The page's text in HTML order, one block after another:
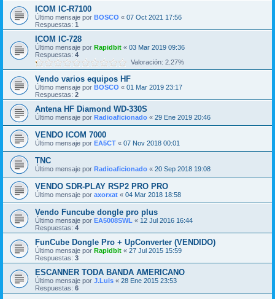
ICOM IC-R7100
Último mensaje por BOSCO « 07 Oct 2021 17:56
Respuestas: 1
ICOM IC-728
Último mensaje por Rapidbit « 03 Mar 2019 09:36
Respuestas: 4
Valoración: 2.27%
Vendo varios equipos HF
Último mensaje por BOSCO « 01 Mar 2019 23:17
Respuestas: 2
Antena HF Diamond WD-330S
Último mensaje por Radioaficionado « 29 Ene 2019 20:46
VENDO ICOM 7000
Último mensaje por EA5CT « 07 Nov 2018 00:01
TNC
Último mensaje por Radioaficionado « 20 Sep 2018 19:08
VENDO SDR-PLAY RSP2 PRO PRO
Último mensaje por axorxat « 04 Mar 2018 18:58
Vendo Funcube dongle pro plus
Último mensaje por EA5008SWL « 12 Jul 2016 16:44
Respuestas: 4
FunCube Dongle Pro + UpConverter (VENDIDO)
Último mensaje por Rapidbit « 27 Jul 2015 15:59
Respuestas: 3
ESCANNER TODA BANDA AMERICANO
Último mensaje por J.Luis « 28 Ene 2015 23:53
Respuestas: 6